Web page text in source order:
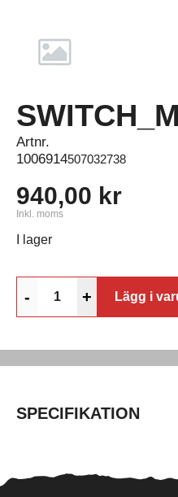
Artnr.
1006914507032738
940,00 kr
Inkl. moms
I lager
- + Lägg i
SPECIFIKATION